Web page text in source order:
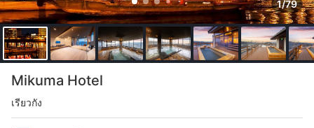
1/79
Mikuma Hotel
เรียวกัง